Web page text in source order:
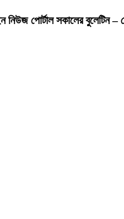
নিউজ পোর্টাল সকালের বুলেটিন –